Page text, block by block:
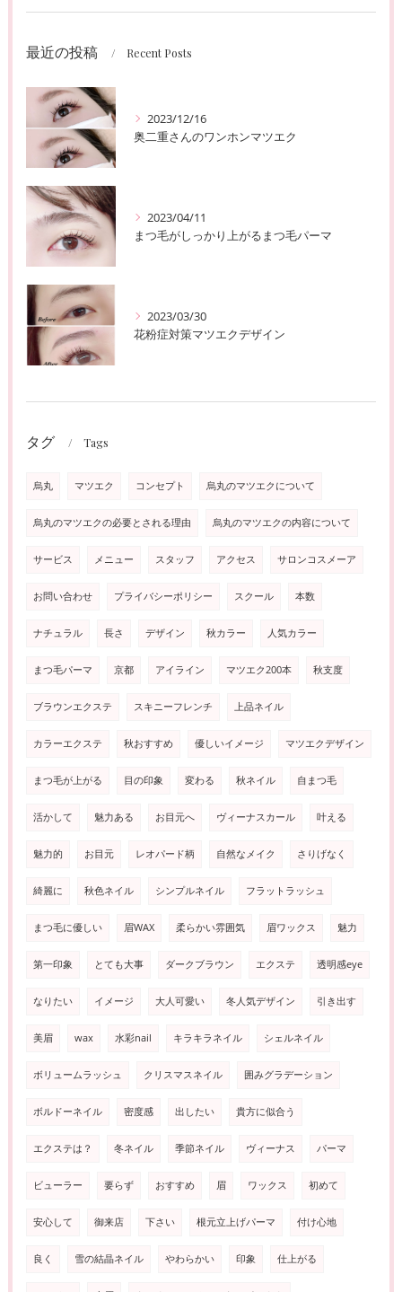
最近の投稿 Recent Posts
2023/12/16
奥二重さんのワンホンマツエク
2023/04/11
まつ毛がしっかり上がるまつ毛パーマ
2023/03/30
花粉症対策マツエクデザイン
タグ Tags
烏丸 マツエク コンセプト 烏丸のマツエクについて
烏丸のマツエクの必要とされる理由 烏丸のマツエクの内容について
サービス メニュー スタッフ アクセス サロンコスメーア
お問い合わせ プライバシーポリシー スクール 本数
ナチュラル 長さ デザイン 秋カラー 人気カラー
まつ毛パーマ 京都 アイライン マツエク200本 秋支度
ブラウンエクステ スキニーフレンチ 上品ネイル
カラーエクステ 秋おすすめ 優しいイメージ マツエクデザイン
まつ毛が上がる 目の印象 変わる 秋ネイル 自まつ毛
活かして 魅力ある お目元へ ヴィーナスカール 叶える
魅力的 お目元 レオパード柄 自然なメイク さりげなく
綺麗に 秋色ネイル シンプルネイル フラットラッシュ
まつ毛に優しい 眉WAX 柔らかい雰囲気 眉ワックス 魅力
第一印象 とても大事 ダークブラウン エクステ 透明感eye
なりたい イメージ 大人可愛い 冬人気デザイン 引き出す
美眉 wax 水彩nail キラキラネイル シェルネイル
ボリュームラッシュ クリスマスネイル 囲みグラデーション
ボルドーネイル 密度感 出したい 貴方に似合う
エクステは？ 冬ネイル 季節ネイル ヴィーナス パーマ
ビューラー 要らず おすすめ 眉 ワックス 初めて
安心して 御来店 下さい 根元立上げパーマ 付け心地
良く 雪の結晶ネイル やわらかい 印象 仕上がる